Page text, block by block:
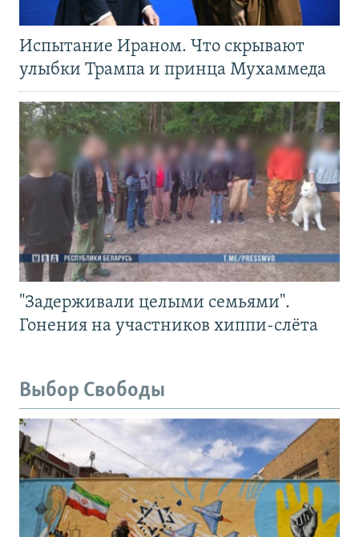
Испытание Ираном. Что скрывают
улыбки Трампа и принца Мухаммеда
"Задерживали целыми семьями".
Гонения на участников хиппи-слёта
Выбор Свободы